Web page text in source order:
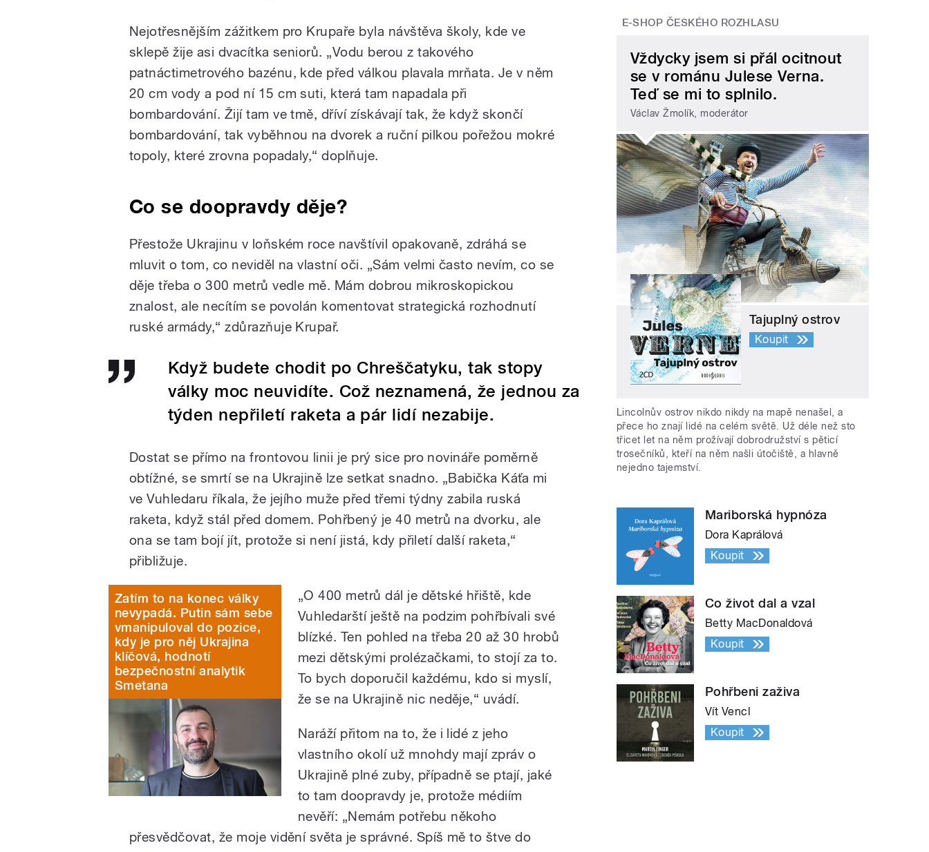
Nejotřesnějším zážitkem pro Krupaře byla návštěva školy, kde ve
sklepě žije asi dvacítka seniorů. „Vodu berou z takového
patnáctimetrového bazénu, kde před válkou plavala mrňata. Je v něm
20 cm vody a pod ní 15 cm suti, která tam napadala při
bombardování. Žijí tam ve tmě, dříví získávají tak, že když skončí
bombardování, tak vyběhnou na dvorek a ruční pilkou pořežou mokré
topoly, které zrovna popadaly,“ doplňuje.
Co se doopravdy děje?
Přestože Ukrajinu v loňském roce navštívil opakovaně, zdráhá se
mluvit o tom, co neviděl na vlastní oči. „Sám velmi často nevím, co se
děje třeba o 300 metrů vedle mě. Mám dobrou mikroskopickou
znalost, ale necítím se povolán komentovat strategická rozhodnutí
ruské armády,“ zdůrazňuje Krupař.
Když budete chodit po Chreščatyku, tak stopy
války moc neuvidíte. Což neznamená, že jednou za
týden nepřiletí raketa a pár lidí nezabije.
Dostat se přímo na frontovou linii je prý sice pro novináře poměrně
obtížné, se smrtí se na Ukrajině lze setkat snadno. „Babička Káťa mi
ve Vuhledaru říkala, že jejího muže před třemi týdny zabila ruská
raketa, když stál před domem. Pohřbený je 40 metrů na dvorku, ale
ona se tam bojí jít, protože si není jistá, kdy přiletí další raketa,“
přibližuje.
Zatím to na konec války
nevypadá. Putin sám sebe
vmanipuloval do pozice,
kdy je pro něj Ukrajina
klíčová, hodnotí
bezpečnostní analytik
Smetana
„O 400 metrů dál je dětské hřiště, kde
Vuhledarští ještě na podzim pohřbívali své
blízké. Ten pohled na třeba 20 až 30 hrobů
mezi dětskými prolézačkami, to stojí za to.
To bych doporučil každému, kdo si myslí,
že se na Ukrajině nic neděje,“ uvádí.
Naráží přitom na to, že i lidé z jeho
vlastního okolí už mnohdy mají zpráv o
Ukrajině plné zuby, případně se ptají, jaké
to tam doopravdy je, protože médiím
nevěří: „Nemám potřebu někoho
přesvědčovat, že moje vidění světa je správné. Spíš mě to štve do
E-SHOP ČESKÉHO ROZHLASU
Vždycky jsem si přál ocitnout
se v románu Julese Verna.
Teď se mi to splnilo.
Václav Žmolík, moderátor
Tajuplný ostrov
Koupit
Lincolnův ostrov nikdo nikdy na mapě nenašel, a
přece ho znají lidé na celém světě. Už déle než sto
třicet let na něm prožívají dobrodružství s pěticí
trosečníků, kteří na něm našli útočiště, a hlavně
nejedno tajemství.
Mariborská hypnóza
Dora Kaprálová
Koupit
Co život dal a vzal
Betty MacDonaldová
Koupit
Pohřbeni zaživa
Vít Vencl
Koupit